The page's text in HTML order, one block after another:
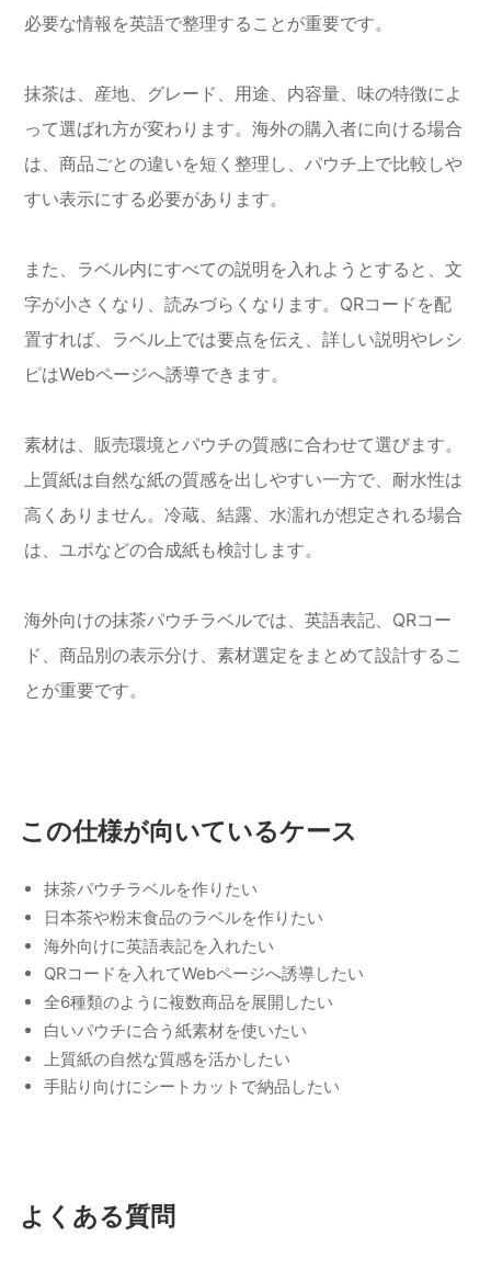
必要な情報を英語で整理することが重要です。
抹茶は、産地、グレード、用途、内容量、味の特徴によ
って選ばれ方が変わります。海外の購入者に向ける場合
は、商品ごとの違いを短く整理し、パウチ上で比較しや
すい表示にする必要があります。
また、ラベル内にすべての説明を入れようとすると、文
字が小さくなり、読みづらくなります。QRコードを配
置すれば、ラベル上では要点を伝え、詳しい説明やレシ
ピはWebページへ誘導できます。
素材は、販売環境とパウチの質感に合わせて選びます。
上質紙は自然な紙の質感を出しやすい一方で、耐水性は
高くありません。冷蔵、結露、水濡れが想定される場合
は、ユポなどの合成紙も検討します。
海外向けの抹茶パウチラベルでは、英語表記、QRコー
ド、商品別の表示分け、素材選定をまとめて設計するこ
とが重要です。
この仕様が向いているケース
抹茶パウチラベルを作りたい
日本茶や粉末食品のラベルを作りたい
海外向けに英語表記を入れたい
QRコードを入れてWebページへ誘導したい
全6種類のように複数商品を展開したい
白いパウチに合う紙素材を使いたい
上質紙の自然な質感を活かしたい
手貼り向けにシートカットで納品したい
よくある質問